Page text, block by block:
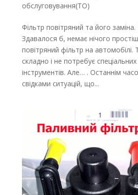
обслуговування(ТО)
Фільтр повітряний та його
Здавалося б, немає нічого
повітряний фільтр на автомобілі.
складно і не потребує
інструментів. Але… . Останнім
свідками ситуацій, що...